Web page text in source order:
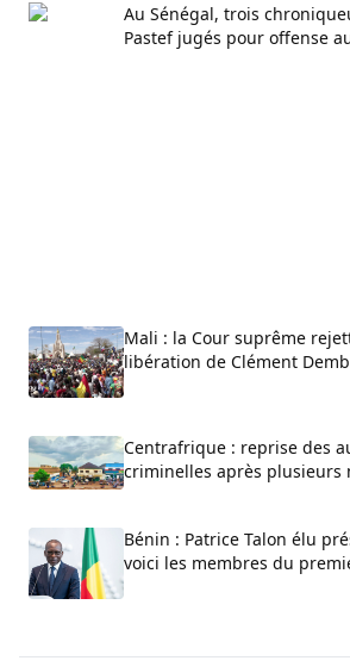
Au Sénégal, trois
Pastef jugés pour offense
Mali : la Cour suprême
libération de Clément
Centrafrique : reprise des
criminelles après plusieurs
Bénin : Patrice Talon élu
voici les membres du